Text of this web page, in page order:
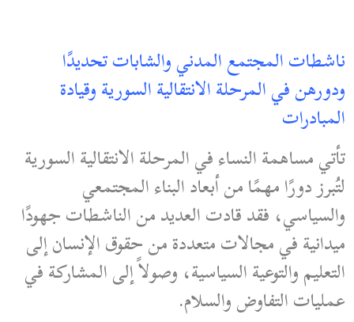
ناشطات المجتمع المدني والشابات تحديدًا
ودورهن في المرحلة الانتقالية السورية وقيادة
المبادرات
تأتي مساهمة النساء في المرحلة الانتقالية السورية
لتُبرز دورًا مهمًا من أبعاد البناء المجتمعي
والسياسي، فقد قادت العديد من الناشطات جهودًا
ميدانية في مجالات متعددة من حقوق الإنسان إلى
التعليم والتوعية السياسية، وصولاً إلى المشاركة في
عمليات التفاوض والسلام.